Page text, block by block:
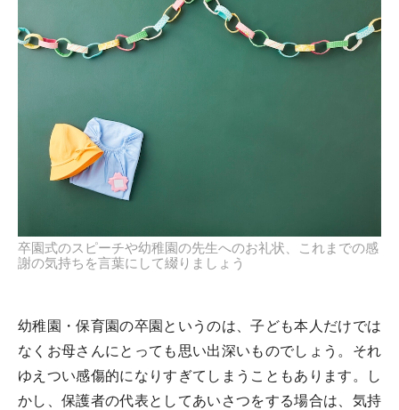
卒園式のスピーチや幼稚園の先生へのお礼状、これまでの感
謝の気持ちを言葉にして綴りましょう
幼稚園・保育園の卒園というのは、子ども本人だけでは
なくお母さんにとっても思い出深いものでしょう。それ
ゆえつい感傷的になりすぎてしまうこともあります。し
かし、保護者の代表としてあいさつをする場合は、気持